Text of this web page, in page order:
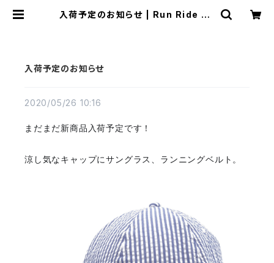
入荷予定のお知らせ | Run Ride Po
入荷予定のお知らせ
2020/05/26 10:16
まだまだ新商品入荷予定です！
涼し気なキャップにサングラス、ランニングベルト。